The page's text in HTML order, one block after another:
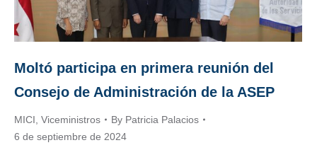
Moltó participa en primera reunión del
Consejo de Administración de la ASEP
MICI, Viceministros By Patricia Palacios
6 de septiembre de 2024